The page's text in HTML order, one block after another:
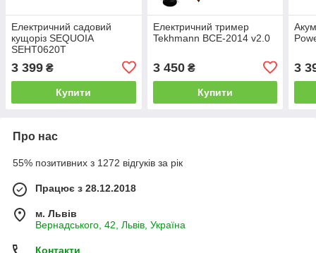
Електричний садовий
кущоріз SEQUOIA
SEHT0620T
3 399 ₴
Купити
Електричний тример
Tekhmann BCE-2014 v2.0
3 450₴
Купити
3
Про нас
55% позитивних з 1272 відгуків за рік
Працює з 28.12.2018
м. Львів
Вернадського, 42, Львів, Україна
Контакти